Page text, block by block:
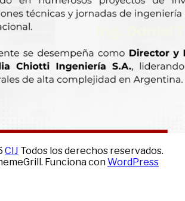
CIJ Todos los derechos reservados.
Funciona conWordPress